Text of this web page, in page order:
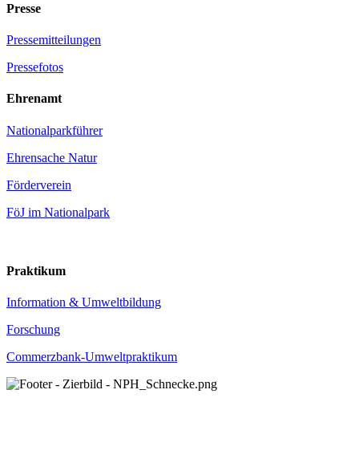
Presse
Pressemitteilungen
Pressefotos
Ehrenamt
Nationalparkführer
Ehrensache Natur
Förderverein
FöJ im Nationalpark
Praktikum
Information & Umweltbildung
Forschung
Commerzbank-Umweltpraktikum